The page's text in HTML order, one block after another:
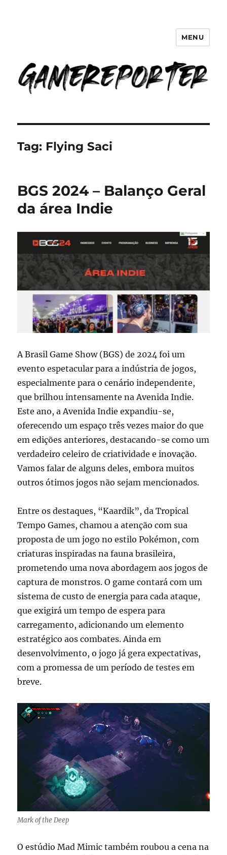
GameReporter | Cultura Gamer
MENU
Tag: Flying Saci
BGS 2024 – Balanço Geral
da área Indie
A Brasil Game Show (BGS) de 2024 foi um
evento espetacular para a indústria de jogos,
especialmente para o cenário independente,
que brilhou intensamente na Avenida Indie.
Este ano, a Avenida Indie expandiu-se,
oferecendo um espaço três vezes maior do que
em edições anteriores, destacando-se como um
verdadeiro celeiro de criatividade e inovação.
Vamos falar de alguns deles, embora muitos
outros ótimos jogos não sejam mencionados.
Entre os destaques, “Kaardik”, da Tropical
Tempo Games, chamou a atenção com sua
proposta de um jogo no estilo Pokémon, com
criaturas inspiradas na fauna brasileira,
prometendo uma nova abordagem aos jogos de
captura de monstros. O game contará com um
sistema de custo de energia para cada ataque,
que exigirá um tempo de espera para
carregamento, adicionando um elemento
estratégico aos combates. Ainda em
desenvolvimento, o jogo já gera expectativas,
com a promessa de um período de testes em
breve.
Mark of the Deep
O estúdio Mad Mimic também roubou a cena na